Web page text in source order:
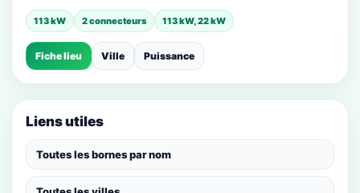
113 kW 2 connecteurs 113 kW, 22 kW
Fiche lieu Ville Puissance
Liens utiles
Toutes les bornes par nom